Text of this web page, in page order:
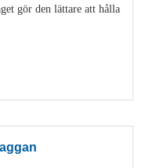
gör den lättare att hålla